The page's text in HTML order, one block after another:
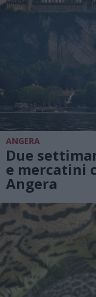
ANGERA
Due
e mercatini
Angera